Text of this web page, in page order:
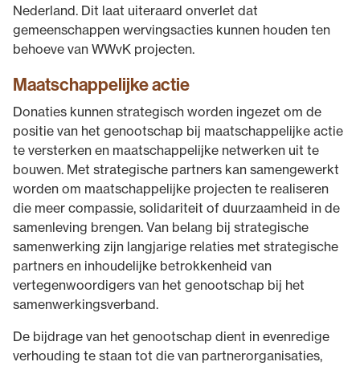
Nederland. Dit laat uiteraard onverlet dat
gemeenschappen wervingsacties kunnen houden ten
behoeve van WWvK projecten.
Maatschappelijke actie
Donaties kunnen strategisch worden ingezet om de
positie van het genootschap bij maatschappelijke actie
te versterken en maatschappelijke netwerken uit te
bouwen. Met strategische partners kan samengewerkt
worden om maatschappelijke projecten te realiseren
die meer compassie, solidariteit of duurzaamheid in de
samenleving brengen. Van belang bij strategische
samenwerking zijn langjarige relaties met strategische
partners en inhoudelijke betrokkenheid van
vertegenwoordigers van het genootschap bij het
samenwerkingsverband.
De bijdrage van het genootschap dient in evenredige
verhouding te staan tot die van partnerorganisaties,